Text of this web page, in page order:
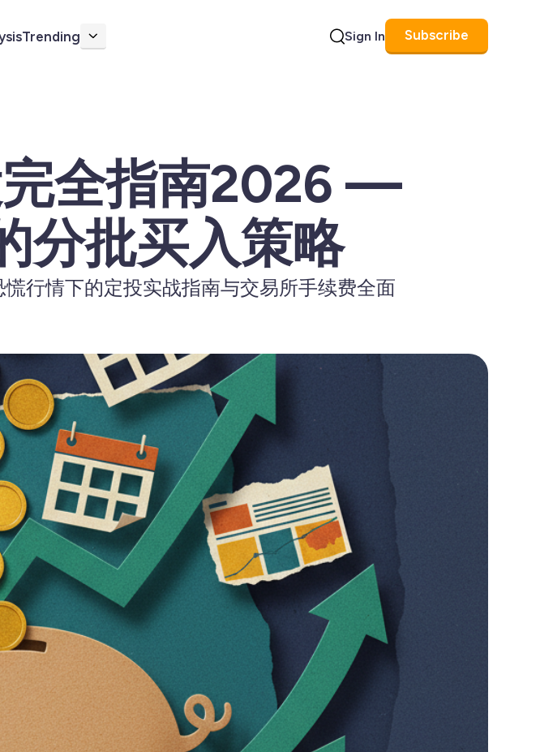
Trending More Sign In Subscribe
全指南2026 —
分批买入策略
行情下的定投实战指南与交易所手续费全面